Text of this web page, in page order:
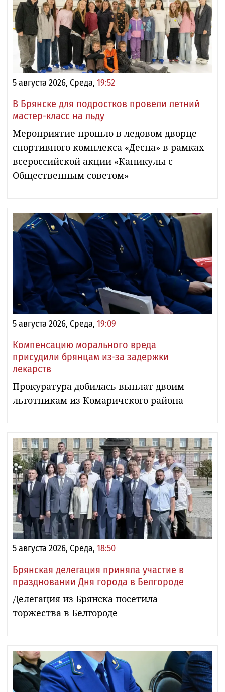
5 августа 2026, Среда, 19:52
В Брянске для подростков провели летний
мастер-класс на льду
Мероприятие прошло в ледовом дворце
спортивного комплекса «Десна» в рамках
всероссийской акции «Каникулы с
Общественным советом»
5 августа 2026, Среда, 19:09
Компенсацию морального вреда
присудили брянцам из-за задержки
лекарств
Прокуратура добилась выплат двоим
льготникам из Комаричского района
5 августа 2026, Среда, 18:50
Брянская делегация приняла участие в
праздновании Дня города в Белгороде
Делегация из Брянска посетила
торжества в Белгороде